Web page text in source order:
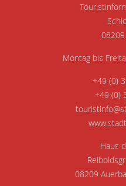
Montag bis
+49 (0)
+49 (0)
Haus
08209